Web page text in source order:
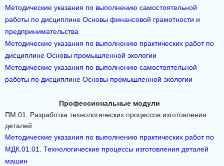
Методические указания по выполнению самостоятельной
работы по дисциплине Основы финансовой грамотности и
предпринимательства
Методические указания по выполнению практических работ по
дисциплине Основы промышленной экологии
Методические указания по выполнению самостоятельной
работы по дисциплине Основы промышленной экологии
Профессиональные модули
ПМ.01. Разработка технологических процессов изготовления
деталей
Методические указания по выполнению практических работ по
МДК.01.01. Технологические процессы изготовления деталей
машин